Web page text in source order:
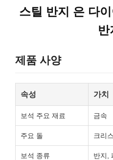
스틸 반지 은 다
반
제품 사양
속성 가치
보석 주요 재료 금속
주요 돌 크리
보석 종류 반지,